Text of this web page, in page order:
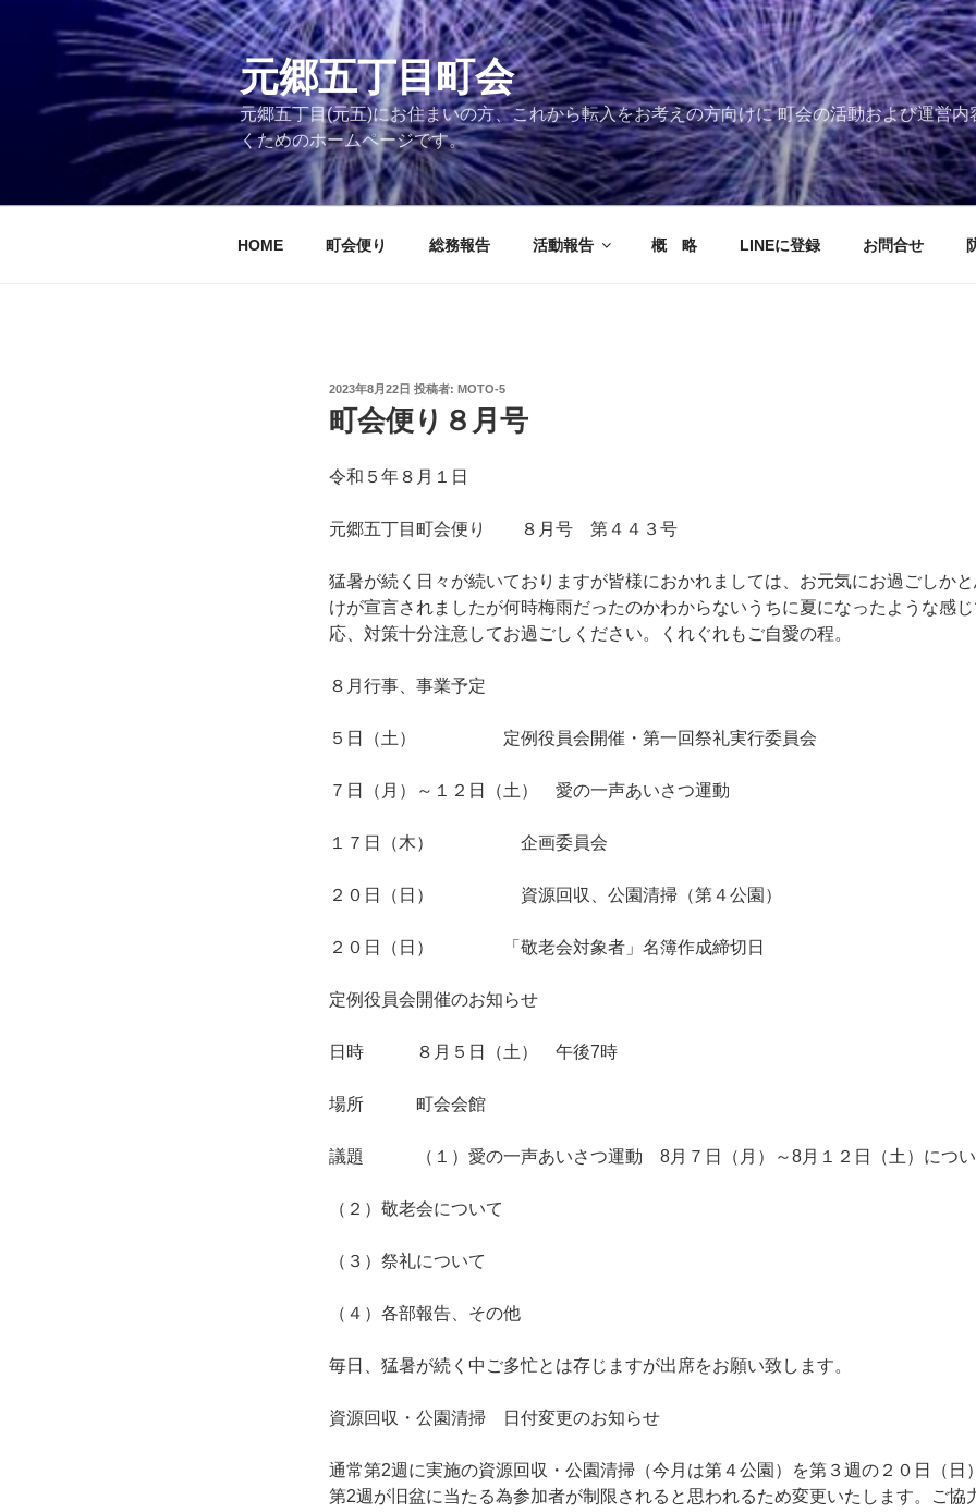
元郷五丁目町会
元郷五丁目(元五)にお住まいの方、これから転入をお考えの方向けに 町会の活動および運営
くためのホームページです。
HOME 町会便り 総務報告 活動報告 概 略 LINEに登録 お問合せ
投
日:
2023年8月22日 投稿者: MOTO-5
町会便り８月号
令和５年８月１日
元郷五丁目町会便り ８月号 第４４３号
猛暑が続く日々が続いておりますが皆様におかれましては、お元気にお過ごしか
けが宣言されましたが何時梅雨だったのかわからないうちに夏になったような感
応、対策十分注意してお過ごしください。くれぐれもご自愛の程。
８月行事、事業予定
５日（土） 定例役員会開催・第一回祭礼実行委員会
７日（月）～１２日（土） 愛の一声あいさつ運動
１７日（木） 企画委員会
２０日（日） 資源回収、公園清掃（第４公園）
２０日（日） 「敬老会対象者」名簿作成締切日
定例役員会開催のお知らせ
日時 ８月５日（土） 午後7時
場所 町会会館
議題 （１）愛の一声あいさつ運動 8月７日（月）～8月１２日（土）につ
（２）敬老会について
（３）祭礼について
（４）各部報告、その他
毎日、猛暑が続く中ご多忙とは存じますが出席をお願い致します。
資源回収・公園清掃 日付変更のお知らせ
通常第2週に実施の資源回収・公園清掃（今月は第４公園）を第３週の２０日（日
第2週が旧盆に当たる為参加者が制限されると思われるため変更いたします。ご協